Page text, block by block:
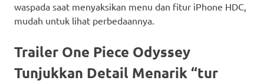
waspada saat menyaksikan menu dan fitur iPhone HDC,
mudah untuk lihat perbedaannya.
Trailer One Piece Odyssey
Tunjukkan Detail Menarik “tur